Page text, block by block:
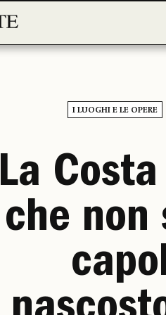
I LUOGHI E LE OPERE
La
che non